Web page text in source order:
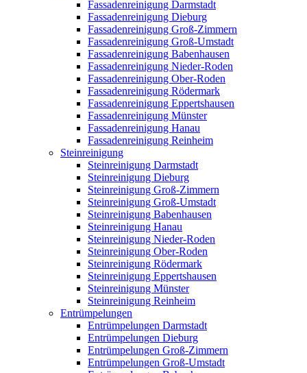
Fassadenreinigung Darmstadt
Fassadenreinigung Dieburg
Fassadenreinigung Groß-Zimmern
Fassadenreinigung Groß-Umstadt
Fassadenreinigung Babenhausen
Fassadenreinigung Nieder-Roden
Fassadenreinigung Ober-Roden
Fassadenreinigung Rödermark
Fassadenreinigung Eppertshausen
Fassadenreinigung Münster
Fassadenreinigung Hanau
Fassadenreinigung Reinheim
Steinreinigung
Steinreinigung Darmstadt
Steinreinigung Dieburg
Steinreinigung Groß-Zimmern
Steinreinigung Groß-Umstadt
Steinreinigung Babenhausen
Steinreinigung Hanau
Steinreinigung Nieder-Roden
Steinreinigung Ober-Roden
Steinreinigung Rödermark
Steinreinigung Eppertshausen
Steinreinigung Münster
Steinreinigung Reinheim
Entrümpelungen
Entrümpelungen Darmstadt
Entrümpelungen Dieburg
Entrümpelungen Groß-Zimmern
Entrümpelungen Groß-Umstadt